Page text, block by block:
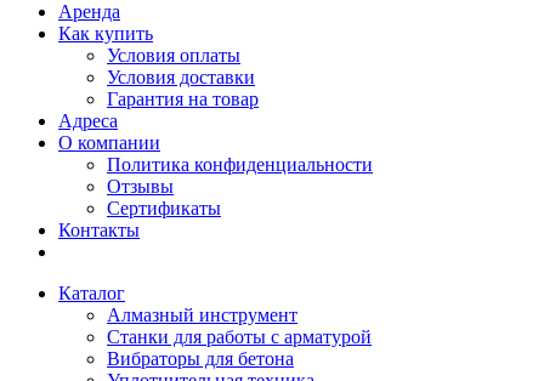
Аренда
Как купить
Условия оплаты
Условия доставки
Гарантия на товар
Адреса
О компании
Политика конфиденциальности
Отзывы
Сертификаты
Контакты
Каталог
Алмазный инструмент
Станки для работы с арматурой
Вибраторы для бетона